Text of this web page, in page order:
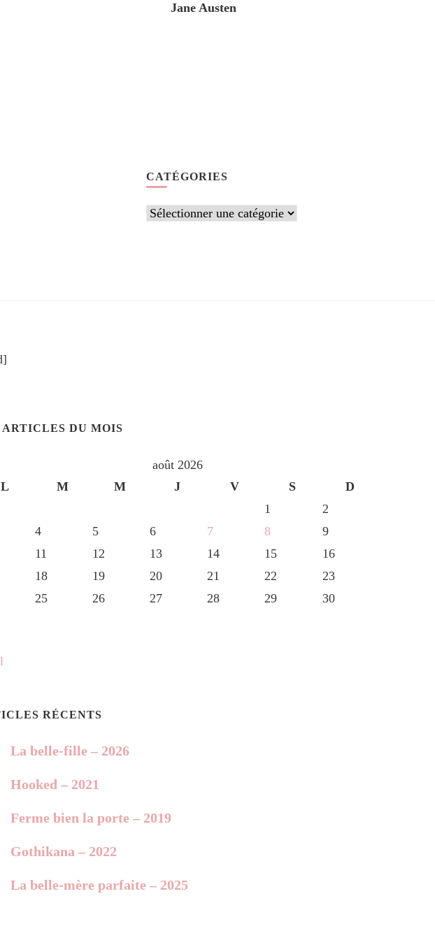
Jane Austen
CATÉGORIES
Catégories
ARTICLES DU MOIS
août 2026
L
M M J V S
D
1
2
4 5 6 7 8
9
11 12 13 14 15
16
18 19 20 21 22
23
25 26 27 28 29
30
RÉCENTS
La belle-fille – 2026
Hooked – 2021
Ferme bien la porte – 2019
Gothikana – 2022
La belle-mère parfaite – 2025